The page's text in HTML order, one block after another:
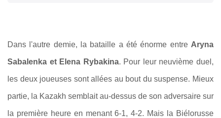
Dans l'autre demie, la bataille a été énorme entre Aryna
Sabalenka et Elena Rybakina. Pour leur neuvième duel,
les deux joueuses sont allées au bout du suspense. Mieux
partie, la Kazakh semblait au-dessus de son adversaire sur
la première heure en menant 6-1, 4-2. Mais la Biélorusse